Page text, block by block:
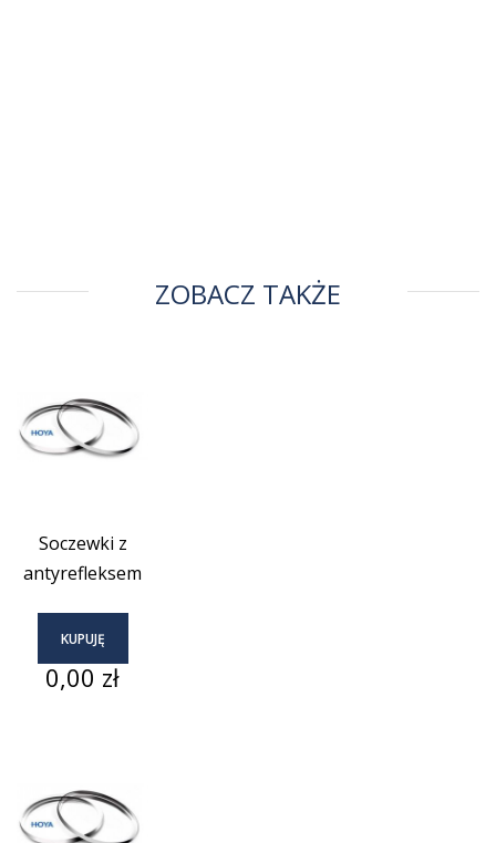
ZOBACZ TAKŻE
Soczewki z
antyrefleksem
KUPUJĘ
Cena
0,00 zł